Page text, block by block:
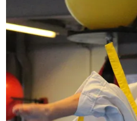
TAEKWONDO
BRAZILIAN JIU JITSU
AGENDA
NIEUWS